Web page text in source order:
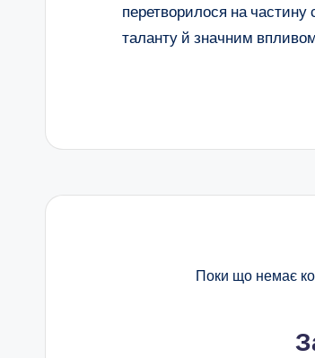
перетворилося на частину
таланту й значним
Поки що немає